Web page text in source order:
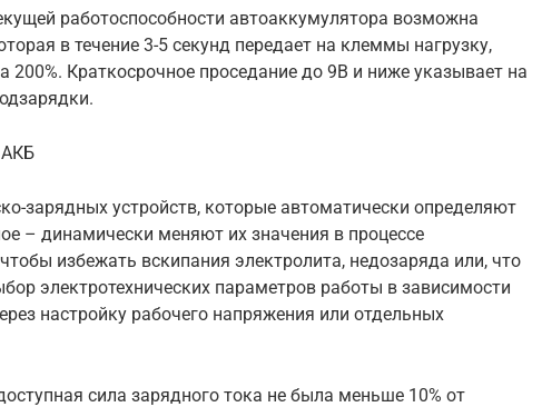
работоспособности автоаккумулятора возможна
в течение 3-5 секунд передает на клеммы нагрузку,
Краткосрочное проседание до 9В и ниже указывает на
АКБ
зарядных устройств, которые автоматически определяют
– динамически меняют их значения в процессе
избежать вскипания электролита, недозаряда или, что
электротехнических параметров работы в зависимости
настройку рабочего напряжения или отдельных
сила зарядного тока не была меньше 10% от